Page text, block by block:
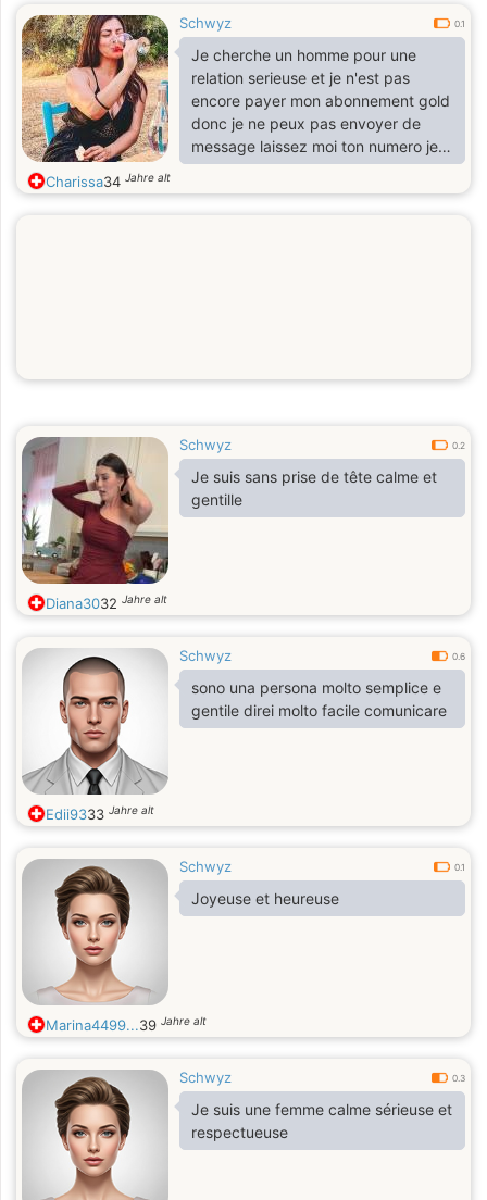
Schwyz 0.1
Je cherche un homme pour une
relation serieuse et je n'est pas
encore payer mon abonnement gold
donc je ne peux pas envoyer de
message laissez moi ton numero je
t'ecrirai
Charissa34 Jahre alt
Schwyz 0.2
Je suis sans prise de tête calme et
gentille
Diana3032 Jahre alt
Schwyz 0.6
sono una persona molto semplice e
gentile direi molto facile comunicare
Edii9333 Jahre alt
Schwyz 0.1
Joyeuse et heureuse
Marina4499...39 Jahre alt
Schwyz 0.3
Je suis une femme calme sérieuse et
respectueuse